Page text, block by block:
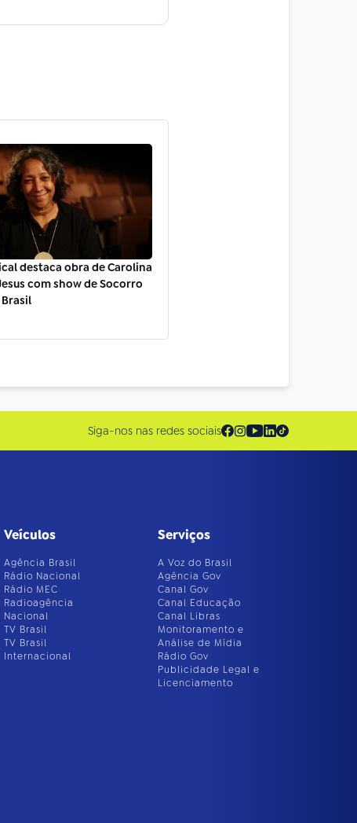
destaca obra de Carolina
com show de Socorro
Brasil
Siga-nos nas redes sociais
Veículos
Agência Brasil
Rádio Nacional
Rádio MEC
Radioagência
Nacional
TV Brasil
TV Brasil
Internacional
Serviços
A Voz do Brasil
Agência Gov
Canal Gov
Canal Educação
Canal Libras
Monitoramento e
Análise de Mídia
Rádio Gov
Publicidade Legal e
Licenciamento